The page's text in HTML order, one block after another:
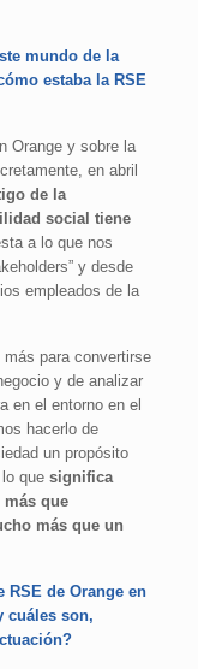
mundo de la
estaba la RSE
Orange y sobre la
en abril
de la
social tiene
a lo que nos
y desde
empleados de la
más para convertirse
y de analizar
en el entorno en el
hacerlo de
un propósito
lo quesignifica
que
más que un
RSE de Orange en
cuáles son,